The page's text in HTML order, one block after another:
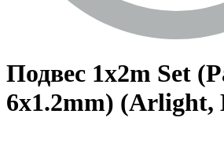
Подвес 1x2m Set
6x1.2mm) (Arlight,